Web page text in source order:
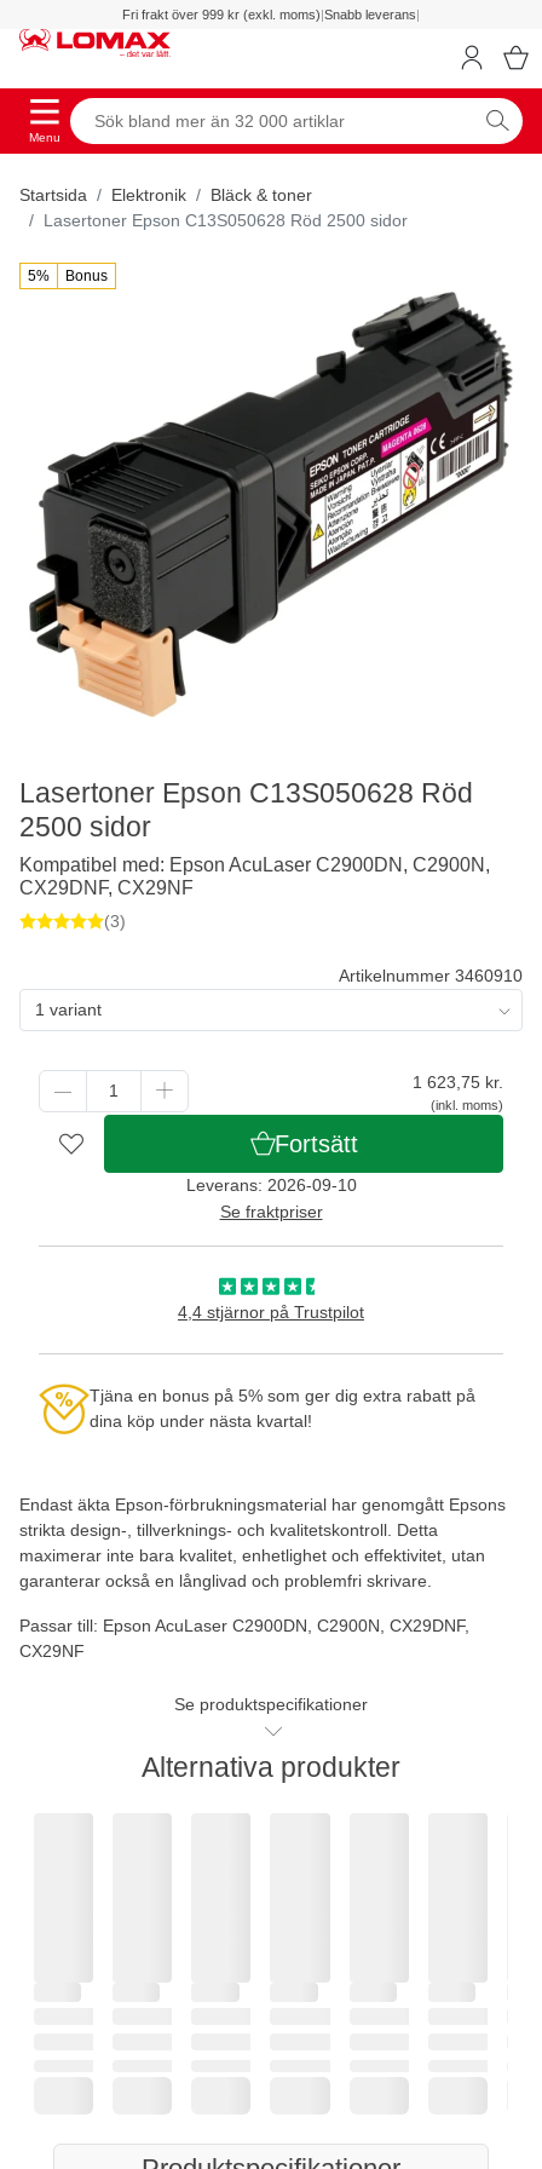
Fri frakt över 999 kr (exkl. moms)|Snabb leverans|
Menu
Startsida Elektronik
Bläck & toner
Lasertoner Epson C13S050628 Röd 2500 sidor
5% Bonus
Endast äkta Epson-förbrukningsmaterial har genomgått Epsons
strikta design-, tillverknings- och kvalitetskontroll. Detta
maximerar inte bara kvalitet, enhetlighet och effektivitet, utan
garanterar också en långlivad och problemfri skrivare.
Passar till: Epson AcuLaser C2900DN, C2900N, CX29DNF,
CX29NF
Se produktspecifikationer
Artikelnummer 3460910
1 variant
1 623,75 kr.
(inkl. moms)
Fortsätt
Leverans: 2026-09-10
Se fraktpriser
4,4 stjärnor på Trustpilot
Tjäna en bonus på 5% som ger dig extra rabatt på
dina köp under nästa kvartal!
Lasertoner Epson C13S050628 Röd
2500 sidor
Kompatibel med: Epson AcuLaser C2900DN, C2900N,
CX29DNF, CX29NF
(3)
Alternativa produkter